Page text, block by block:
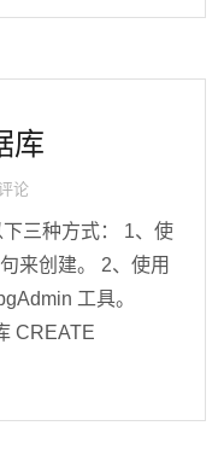
库
论
三种方式： 1、使
来创建。 2、使用
工具。
CREATE